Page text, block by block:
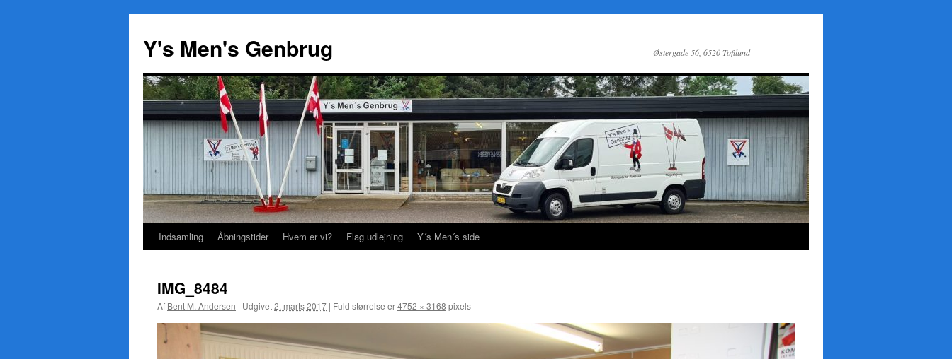
Y's Men's Genbrug Østergade 56, 6520 Toftlund
Hop
indhold
Indsamling Åbningstider Hvem er vi? Flag udlejning Y´s Men´s side
IMG_8484
Af Bent M. Andersen | Udgivet2. marts 2017 | Fuld størrelse er4752 × 3168 pixels